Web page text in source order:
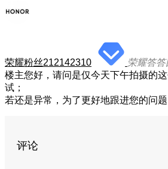
荣耀粉丝212142310 荣耀答答
楼主您好，请问是仅今天下午拍摄的
试；
若还是异常，为了更好地跟进您的问
评论